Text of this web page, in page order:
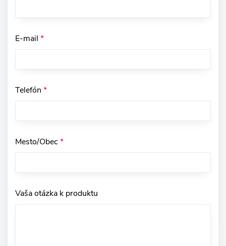
E-mail *
Telefón *
Mesto/Obec*
Vaša otázka k produktu